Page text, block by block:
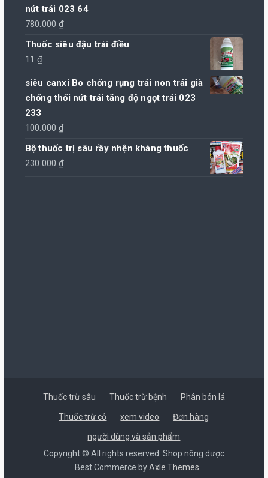
nứt trái 023 64
780.000₫
Thuốc siêu đậu trái điều
11₫
siêu canxi Bo chống rụng trái non trái già
chống thối nứt trái tăng độ ngọt trái 023
233
100.000₫
Bộ thuốc trị sâu rầy nhện kháng thuốc
230.000₫
Thuốc trừ sâu Thuốc trừ bệnh Phân bón lá
Thuốc trừ cỏ xem video Đơn hàng
người dùng và sản phẩm
Copyright © All rights reserved. Shop nông dược
Best Commerce byAxle Themes